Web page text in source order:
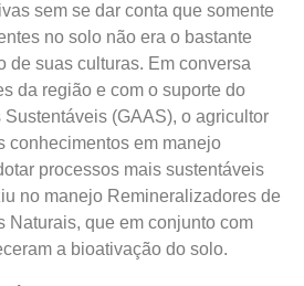
sem se dar conta que somente
no solo não era o bastante
de suas culturas. Em conversa
da região e com o suporte do
(GAAS), o agricultor
conhecimentos em manejo
processos mais sustentáveis
no manejo Remineralizadores de
Naturais, que em conjunto com
a bioativação do solo.